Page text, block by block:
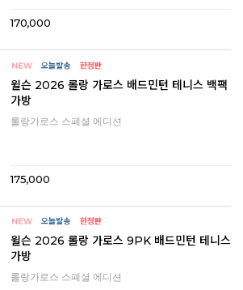
170,000
윌슨 2026 롤랑 가로스 배드민턴 테니스 백팩
가방
롤랑가로스 스폐셜 에디션
175,000
윌슨 2026 롤랑 가로스 9PK 배드민턴 테니스
가방
롤랑가로스 스폐셜 에디션